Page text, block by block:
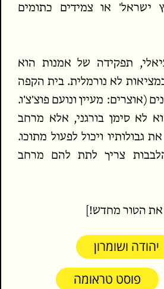
ישראל' או צמידים כתומים
תפקידה של אמנות הוא
לא נורמלית. בית הקפה
(אוצרים: מעיין ונועם פוצ'צ'ו.
לא סימן בורגני, אלא מרחב
גבולותיו ויכול לפעול מתוכו.
צריך לתת להם מרחב
את הטור מחדש!]
יהודה ושומרון
פוסט טראומה